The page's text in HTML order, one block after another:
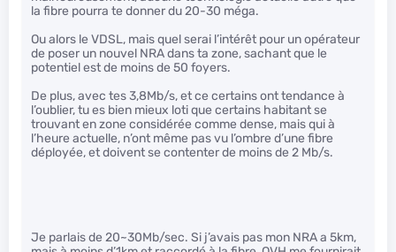
la fibre pourra te donner du 20-30 méga.
Ou alors le VDSL, mais quel serai l’intérêt pour un opérateur
de poser un nouvel NRA dans ta zone, sachant que le
potentiel est de moins de 50 foyers.
De plus, avec tes 3,8Mb/s, et ce certains ont tendance à
l’oublier, tu es bien mieux loti que certains habitant se
trouvant en zone considérée comme dense, mais qui à
l’heure actuelle, n’ont même pas vu l’ombre d’une fibre
déployée, et doivent se contenter de moins de 2 Mb/s.
Je parlais de 20~30Mb/sec. Si j’avais pas mon NRA a 5km,